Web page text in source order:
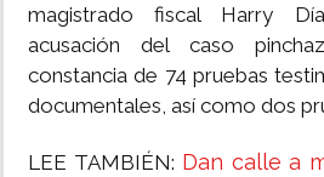
magistrado fiscal Harry
acusación del caso
constancia de 74 pruebas
documentales, así como dos
LEE TAMBIÉN: Dan calle a